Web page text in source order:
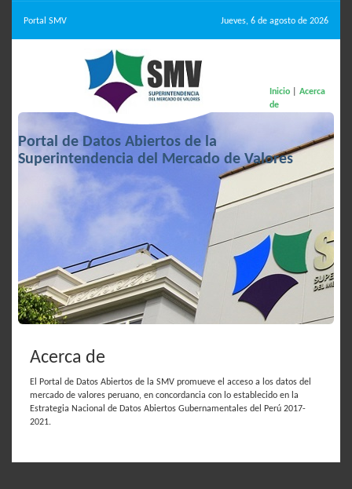
Portal SMV Jueves, 6 de agosto de 2026
Portal de Datos Abiertos de la
Superintendencia del Mercado de Valores
Inicio
Acerca
de
Acerca de
El Portal de Datos Abiertos de la SMV promueve el acceso a los datos del
mercado de valores peruano, en concordancia con lo establecido en la
Estrategia Nacional de Datos Abiertos Gubernamentales del Perú 2017-
2021.